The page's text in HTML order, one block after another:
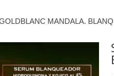
MANDALA.